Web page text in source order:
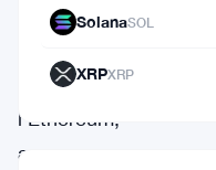
l’Ethereum,
avec
SolanaSOL
XRPXRP